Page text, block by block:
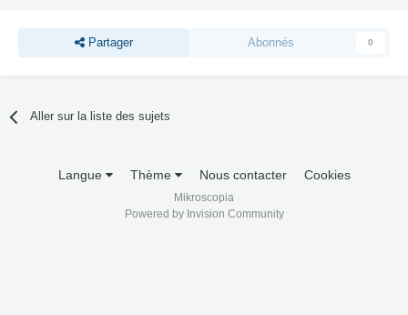
Partager Abonnés 0
Aller sur la liste des sujets
Langue Thème Nous contacter Cookies
Mikroscopia
Powered by Invision Community